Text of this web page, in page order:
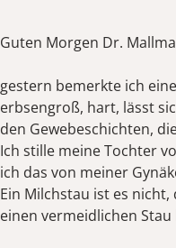
Guten Morgen Dr.
gestern bemerkte ich
erbsengroß, hart, lässt
den Gewebeschichten,
Ich stille meine Tochter
ich das von meiner
Ein Milchstau ist es
einen vermeidlichen